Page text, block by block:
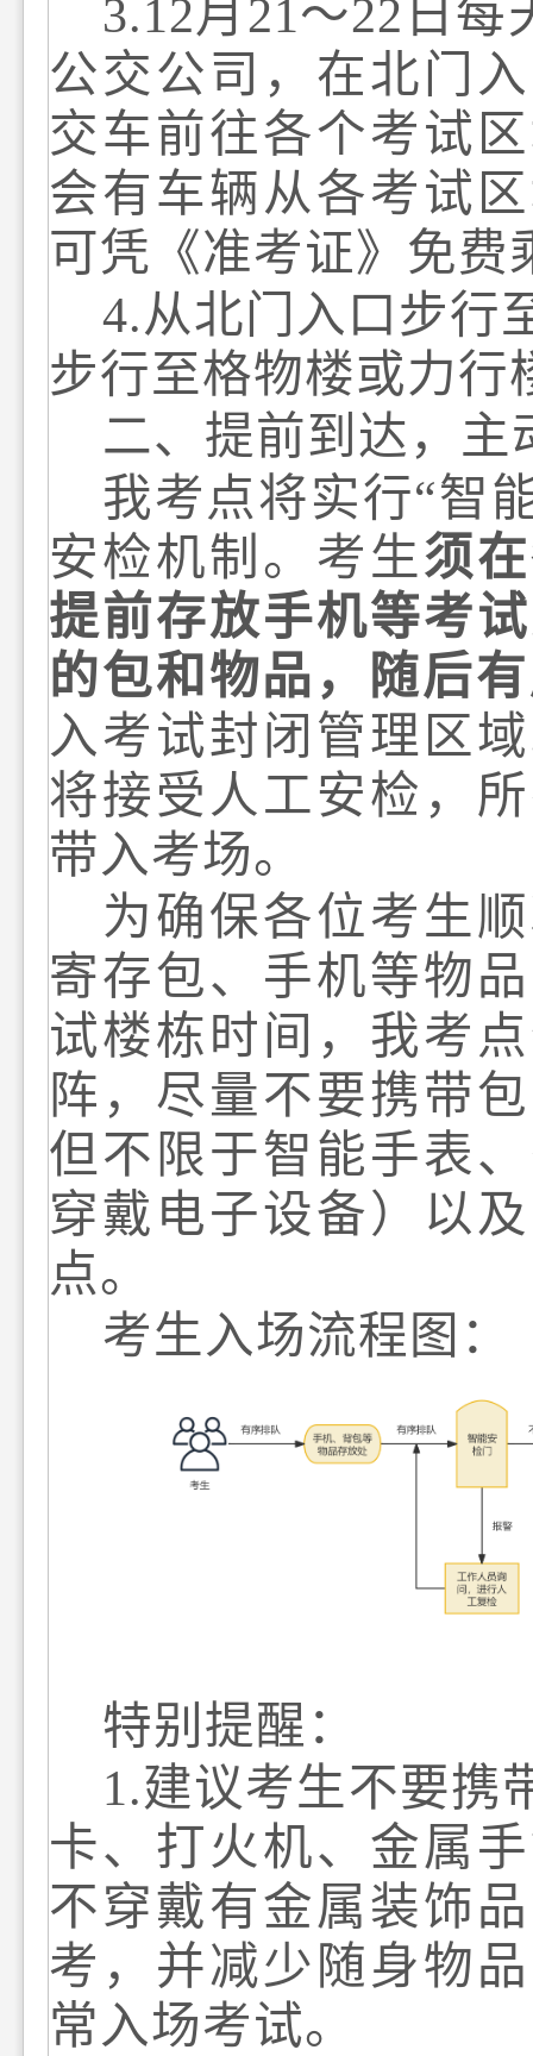
3.12月 21～22 日 每
公交公司，在北门
交车前往各个考试
会有车辆从各考试
可凭《准考证》免费
4.从北门入口步行
步行至格物楼或力行
二、提前到达 ， 主
我考点将实行“智
安检机制 。 考生须
提前存放手机等考
的包和 物品，
随后
入考试封闭管理区域
将接受人工安检，
带入考场。
为确保各位考生
寄存包、 手机等物品
试楼栋时间， 我考点
阵， 尽量不要携带
但不限于智能手表
穿戴电子设备） 以及
点。
考生入场流程图：
特别 提醒 ：
1.建议考生不要携
卡、打火机、金属
不穿戴有金属装饰
考，并减少随身物
常入场考试。